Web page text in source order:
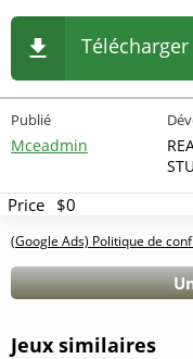
Télécharger
Publié
Mceadmin
Price $0
(Google Ads) Politique de
Jeux similaires